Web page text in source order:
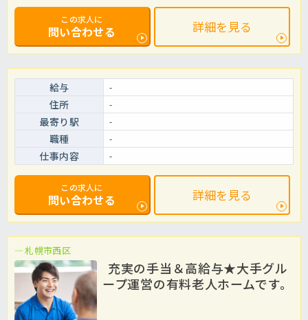
この求人に
問い合わせる 詳細を見る
給与 -
住所 -
最寄り駅 -
職種 -
仕事内容 -
この求人に
問い合わせる 詳細を見る
札幌市西区
充実の手当＆高給与★大手グル
ープ運営の有料老人ホームです。